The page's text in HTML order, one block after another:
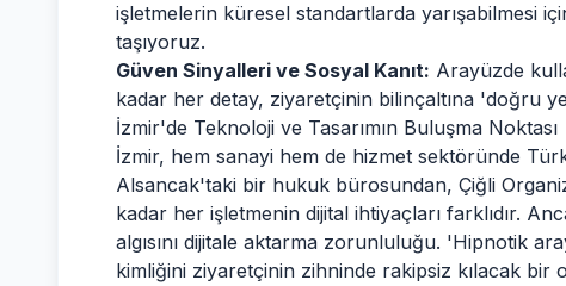
işletmelerin küresel standartlarda yarışabilmesi
taşıyoruz.
Güven Sinyalleri ve Sosyal Kanıt: Arayüzde
kadar her detay, ziyaretçinin bilinçaltına 'doğru
İzmir'de Teknoloji ve Tasarımın Buluşma Noktası
İzmir, hem sanayi hem de hizmet sektöründe
Alsancak'taki bir hukuk bürosundan, Çiğli
kadar her işletmenin dijital ihtiyaçları farklıdır.
algısını dijitale aktarma zorunluluğu. 'Hipnotik
kimliğini ziyaretçinin zihninde rakipsiz kılacak bir